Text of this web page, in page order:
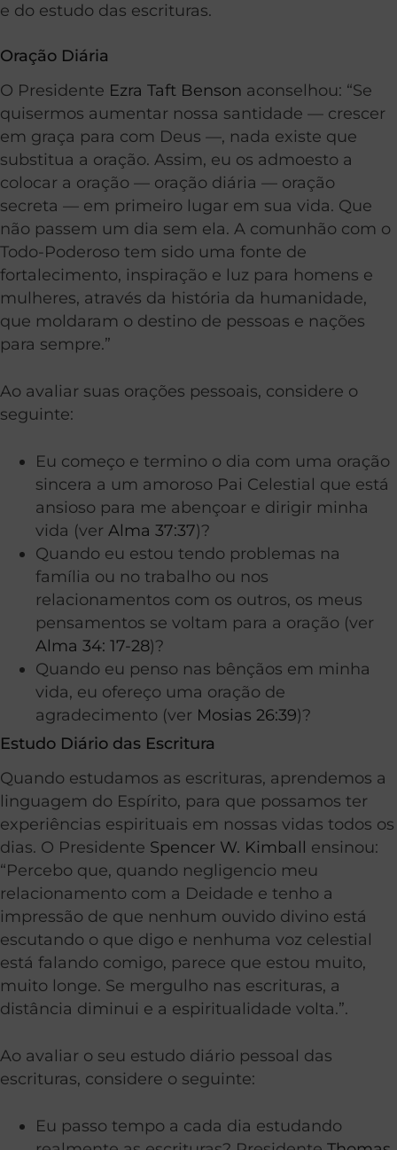
e do estudo das escrituras.
Oração Diária
O Presidente Ezra Taft Benson aconselhou: “Se
quisermos aumentar nossa santidade — crescer
em graça para com Deus —, nada existe que
substitua a oração. Assim, eu os admoesto a
colocar a oração — oração diária — oração
secreta — em primeiro lugar em sua vida. Que
não passem um dia sem ela. A comunhão com o
Todo-Poderoso tem sido uma fonte de
fortalecimento, inspiração e luz para homens e
mulheres, através da história da humanidade,
que moldaram o destino de pessoas e nações
para sempre.”
Ao avaliar suas orações pessoais, considere o
seguinte:
Eu começo e termino o dia com uma oração
sincera a um amoroso Pai Celestial que está
ansioso para me abençoar e dirigir minha
vida (ver Alma 37:37)?
Quando eu estou tendo problemas na
família ou no trabalho ou nos
relacionamentos com os outros, os meus
pensamentos se voltam para a oração (ver
Alma 34: 17-28)?
Quando eu penso nas bênçãos em minha
vida, eu ofereço uma oração de
agradecimento (ver Mosias 26:39)?
Estudo Diário das Escritura
Quando estudamos as escrituras, aprendemos a
linguagem do Espírito, para que possamos ter
experiências espirituais em nossas vidas todos os
dias. O Presidente Spencer W. Kimball ensinou:
“Percebo que, quando negligencio meu
relacionamento com a Deidade e tenho a
impressão de que nenhum ouvido divino está
escutando o que digo e nenhuma voz celestial
está falando comigo, parece que estou muito,
muito longe. Se mergulho nas escrituras, a
distância diminui e a espiritualidade volta.”.
Ao avaliar o seu estudo diário pessoal das
escrituras, considere o seguinte:
Eu passo tempo a cada dia estudando